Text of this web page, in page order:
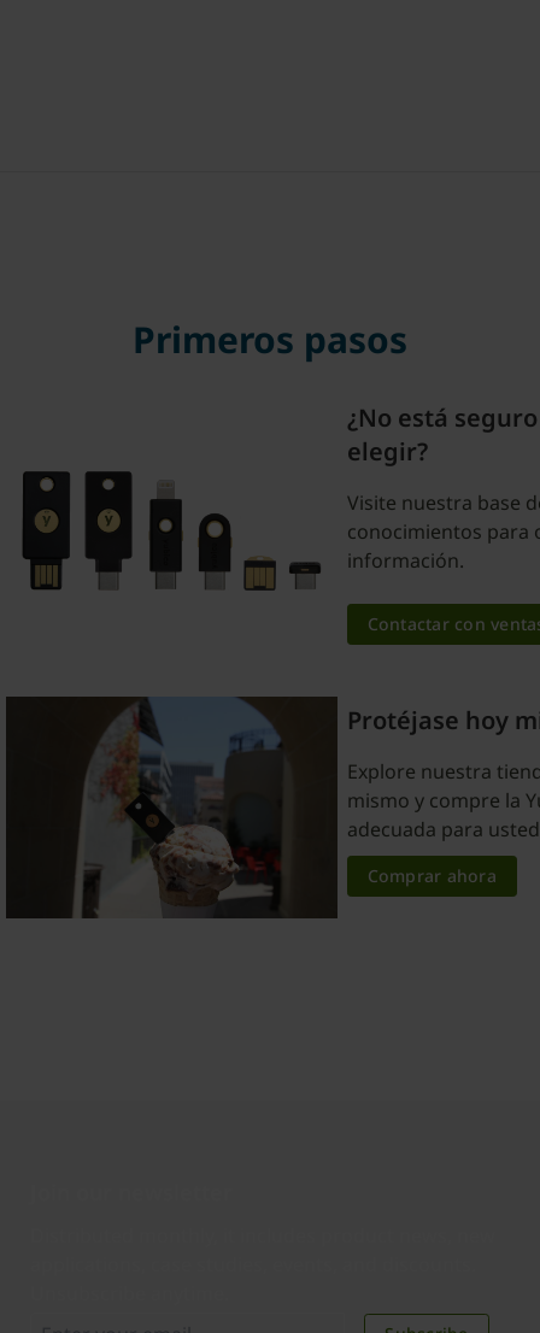
Primeros pasos
¿No está
elegir?
Visite nuestra base
conocimientos para
información.
Contactar con
Protéjase hoy
Explore nuestra
mismo y compre la
adecuada para
Comprar ahora